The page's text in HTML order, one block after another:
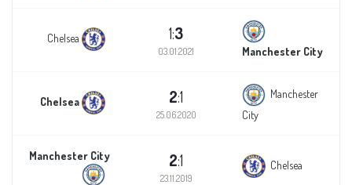
Chelsea 1:3
03.01.2021 Manchester City
Chelsea 2:1
25.06.2020
Manchester
City
Manchester City 2:1
23.11.2019
Chelsea